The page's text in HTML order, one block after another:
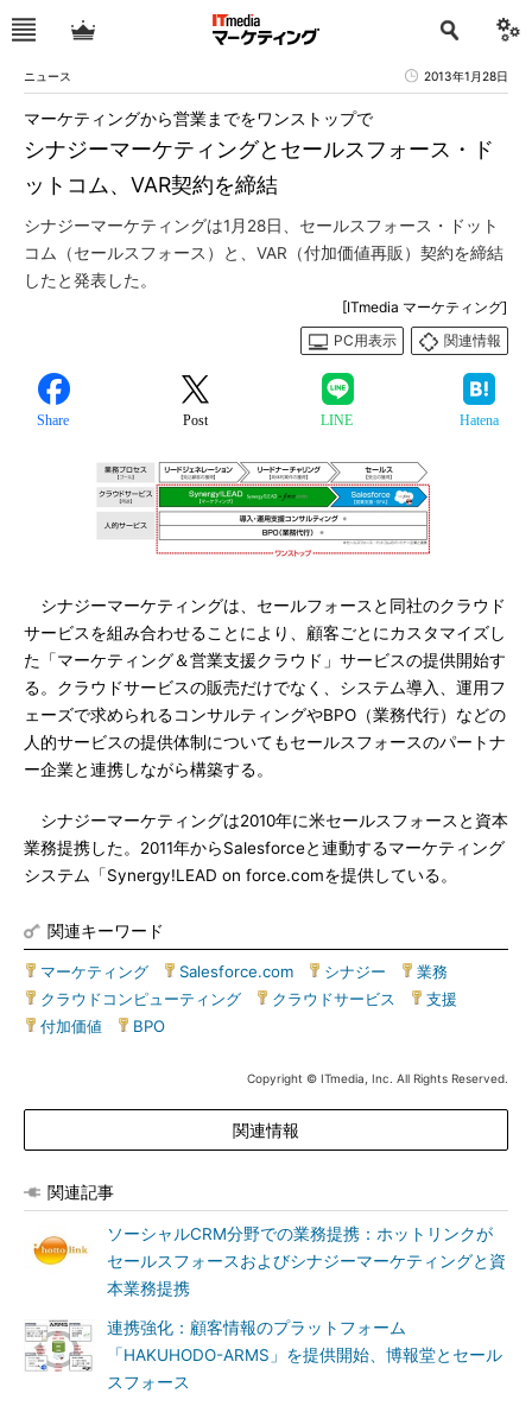
ニュース 2013年1月28日
シナジーマーケティングとセールスフォース・ド
ットコム、VAR契約を締結
マーケティングから営業までをワンストップで
シナジーマーケティングは1月28日、セールスフォース・ドット
コム（セールスフォース）と、VAR（付加価値再販）契約を締結
したと発表した。
[ITmedia マーケティング]
PC用表示
関連情報
Share Post LINE Hatena
シナジーマーケティングは、セールフォースと同社のクラウド
サービスを組み合わせることにより、顧客ごとにカスタマイズし
た「マーケティング＆営業支援クラウド」サービスの提供開始す
る。クラウドサービスの販売だけでなく、システム導入、運用フ
ェーズで求められるコンサルティングやBPO（業務代行）などの
人的サービスの提供体制についてもセールスフォースのパートナ
ー企業と連携しながら構築する。
シナジーマーケティングは2010年に米セールスフォースと資本
業務提携した。2011年からSalesforceと連動するマーケティング
システム「Synergy!LEAD on force.comを提供している。
関連キーワード
マーケティング Salesforce.com シナジー 業務
クラウドコンピューティング
クラウドサービス 支援
付加価値
BPO
Copyright © ITmedia, Inc. All Rights Reserved.
関連情報
関連記事
ソーシャルCRM分野での業務提携：ホットリンクが
セールスフォースおよびシナジーマーケティングと資
本業務提携
連携強化：顧客情報のプラットフォーム
「HAKUHODO-ARMS」を提供開始、博報堂とセール
スフォース